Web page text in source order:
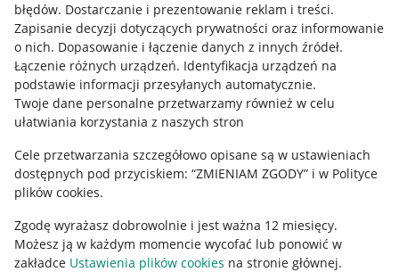
błędów. Dostarczanie i prezentowanie reklam i treści.
Zapisanie decyzji dotyczących prywatności oraz informowanie
o nich. Dopasowanie i łączenie danych z innych źródeł.
Łączenie różnych urządzeń. Identyfikacja urządzeń na
podstawie informacji przesyłanych automatycznie.
Twoje dane personalne przetwarzamy również w celu
ułatwiania korzystania z naszych stron
Cele przetwarzania szczegółowo opisane są w ustawieniach
dostępnych pod przyciskiem: “ZMIENIAM ZGODY” i w Polityce
plików cookies.
Zgodę wyrażasz dobrowolnie i jest ważna 12 miesięcy.
Możesz ją w każdym momencie wycofać lub ponowić w
zakładce Ustawienia plików cookies na stronie głównej.
Informacje prawne
Regulamin
Polityka plików "cookies"
Ustawienia plików "cookies"
Udostępnianie lokalizacji
Informacje dla Aktu o Usługach Cyfrowych
Pobierz aplikację